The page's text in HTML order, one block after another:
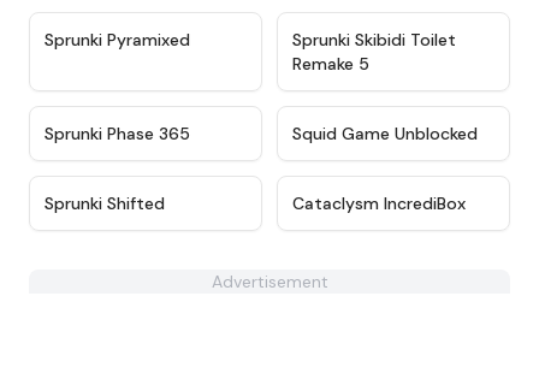
Sprunki Pyramixed ★
Sprunki Skibidi Toilet
Remake 5
Sprunki Phase 365 ★ 4.6
Squid Game Unblocked
Sprunki Shifted ★ 4.6
Cataclysm IncrediBox
Advertisement